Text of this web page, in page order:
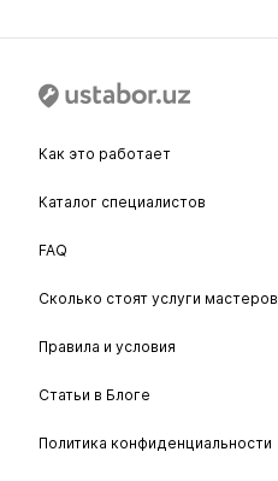
Как это работает
Каталог специалистов
FAQ
Сколько стоят услуги мастеров
Правила и условия
Статьи в Блоге
Политика конфиденциальности